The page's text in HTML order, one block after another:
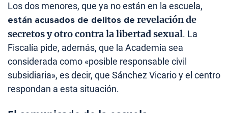
Los dos menores, que ya no están en la escuela,
están acusados de delitos de revelación de
secretos y otro contra la libertad sexual. La
Fiscalía pide, además, que la Academia sea
considerada como «posible responsable civil
subsidiaria», es decir, que Sánchez Vicario y el centro
respondan a esta situación.